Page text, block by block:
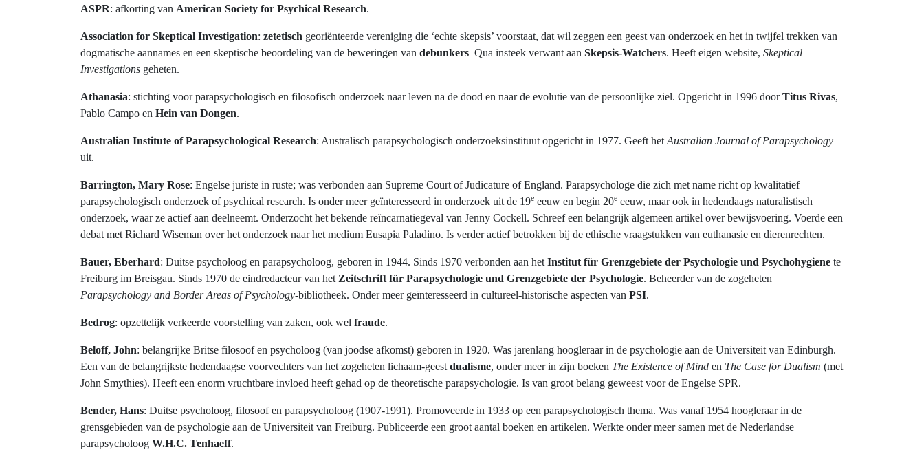
ASPR: afkorting van American Society for Psychical Research.
Association for Skeptical Investigation: zetetisch georiënteerde vereniging die ‘echte skepsis’ voorstaat, dat wil zeggen een geest van onderzoek en het in twijfel trekken van
dogmatische aannames en een skeptische beoordeling van de beweringen van debunkers. Qua insteek verwant aan Skepsis-Watchers. Heeft eigen website, Skeptical
Investigations geheten.
Athanasia: stichting voor parapsychologisch en filosofisch onderzoek naar leven na de dood en naar de evolutie van de persoonlijke ziel. Opgericht in 1996 doorTitus Rivas,
Pablo Campo en Hein van Dongen.
Australian Institute of Parapsychological Research: Australisch parapsychologisch onderzoeksinstituut opgericht in 1977. Geeft het Australian Journal of Parapsychology
uit.
Barrington, Mary Rose: Engelse juriste in ruste; was verbonden aan Supreme Court of Judicature of England. Parapsychologe die zich met name richt op kwalitatief
parapsychologisch onderzoek of psychical research. Is onder meer geïnteresseerd in onderzoek uit de 19e eeuw en begin 20e eeuw, maar ook in hedendaags naturalistisch
onderzoek, waar ze actief aan deelneemt. Onderzocht het bekende reïncarnatiegeval van Jenny Cockell. Schreef een belangrijk algemeen artikel over bewijsvoering. Voerde een
debat met Richard Wiseman over het onderzoek naar het medium Eusapia Paladino. Is verder actief betrokken bij de ethische vraagstukken van euthanasie en dierenrechten.
Bauer, Eberhard: Duitse psycholoog en parapsycholoog, geboren in 1944. Sinds 1970 verbonden aan het Institut für Grenzgebiete der Psychologie und Psychohygiene te
Freiburg im Breisgau. Sinds 1970 de eindredacteur van het Zeitschrift für Parapsychologie und Grenzgebiete der Psychologie. Beheerder van de zogeheten
Parapsychology and Border Areas of Psychology-bibliotheek. Onder meer geïnteresseerd in cultureel-historische aspecten van PSI.
Bedrog: opzettelijk verkeerde voorstelling van zaken, ook wel fraude.
Beloff, John: belangrijke Britse filosoof en psycholoog (van joodse afkomst) geboren in 1920. Was jarenlang hoogleraar in de psychologie aan de Universiteit van Edinburgh.
Een van de belangrijkste hedendaagse voorvechters van het zogeheten lichaam-geest dualisme, onder meer in zijn boeken The Existence of Mind en The Case for Dualism (met
John Smythies). Heeft een enorm vruchtbare invloed heeft gehad op de theoretische parapsychologie. Is van groot belang geweest voor de Engelse SPR.
Bender, Hans: Duitse psycholoog, filosoof en parapsycholoog (1907-1991). Promoveerde in 1933 op een parapsychologisch thema. Was vanaf 1954 hoogleraar in de
grensgebieden van de psychologie aan de Universiteit van Freiburg. Publiceerde een groot aantal boeken en artikelen. Werkte onder meer samen met de Nederlandse
parapsycholoog W.H.C. Tenhaeff.